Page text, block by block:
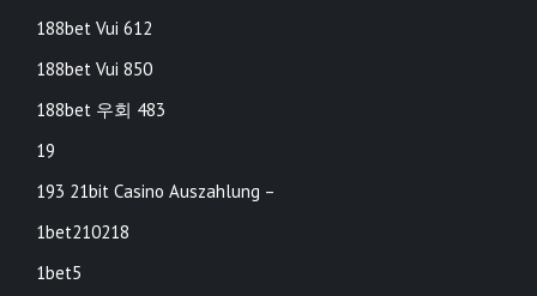
188bet Vui 612
188bet Vui 850
188bet 우회 483
19
193 21bit Casino Auszahlung –
1bet210218
1bet5